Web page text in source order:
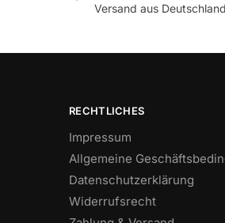
Versand aus Deutschland
RECHTLICHES
Impressum
Allgemeine
Datenschutzerklärung
Widerrufsrecht